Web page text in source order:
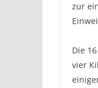
zur
Die
vier